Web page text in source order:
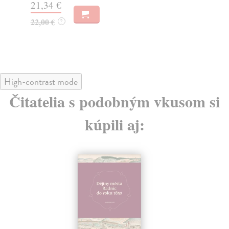
22,33 €
23,50 € ?
High-contrast mode
Čitatelia s podobným vkusom si
kúpili aj: